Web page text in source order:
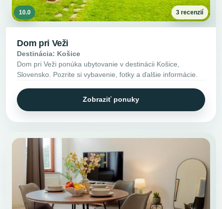
10.0 3 recenzií
Dom pri Veži
Destinácia: Košice
Dom pri Veži ponúka ubytovanie v destinácii Košice,
Slovensko. Pozrite si vybavenie, fotky a ďalšie informácie.
Zobraziť ponuky